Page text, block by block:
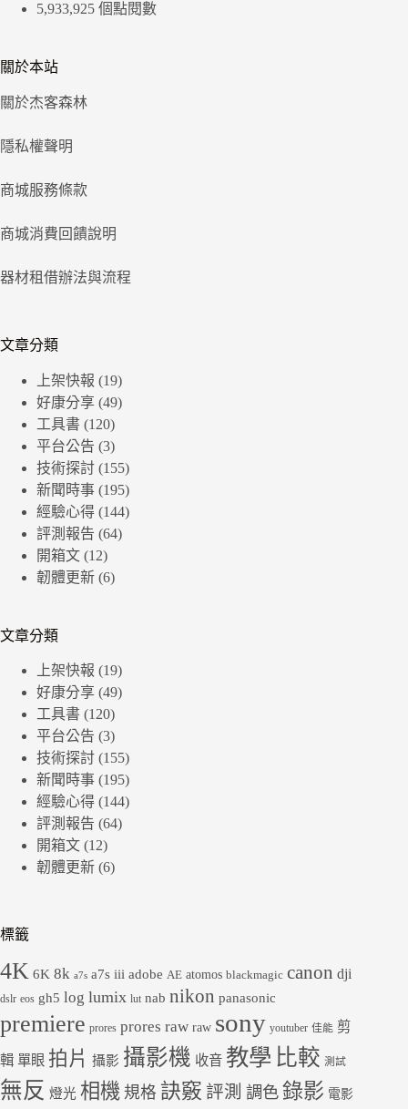
5,933,925 個點閱數
關於本站
關於杰客森林
隱私權聲明
商城服務條款
商城消費回饋說明
器材租借辦法與流程
文章分類
上架快報 (19)
好康分享 (49)
工具書 (120)
平台公告 (3)
技術探討 (155)
新聞時事 (195)
經驗心得 (144)
評測報告 (64)
開箱文 (12)
韌體更新 (6)
文章分類
上架快報 (19)
好康分享 (49)
工具書 (120)
平台公告 (3)
技術探討 (155)
新聞時事 (195)
經驗心得 (144)
評測報告 (64)
開箱文 (12)
韌體更新 (6)
標籤
4K 6K 8k a7s a7s iii adobe AE atomos blackmagic canon dji
dslr eos gh5 log lumix lut nab nikon panasonic
premiere prores prores raw raw sony youtuber 佳能 剪
輯 單眼 拍片 攝影 攝影機 收音 教學 比較 測試
無反 燈光 相機 規格 訣竅 評測 調色 錄影 電影